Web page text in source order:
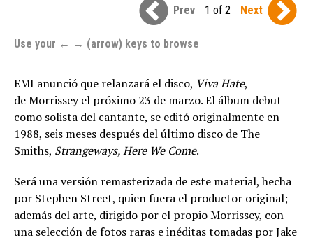
Prev 1 of 2 Next
Use your ← → (arrow) keys to browse
EMI anunció que relanzará el disco, Viva Hate,
de Morrissey el próximo 23 de marzo. El álbum debut
como solista del cantante, se editó originalmente en
1988, seis meses después del último disco de The
Smiths, Strangeways, Here We Come.
Será una versión remasterizada de este material, hecha
por Stephen Street, quien fuera el productor original;
además del arte, dirigido por el propio Morrissey, con
una selección de fotos raras e inéditas tomadas por Jake